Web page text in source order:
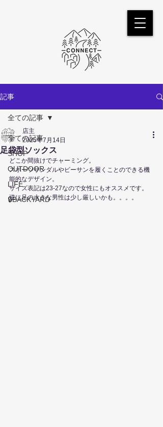
記事
全ての記事
SHOP
OUTDOOR
LIFE
🔒BACKYARD
全ての記事
足袋型ソックス
店主
2025年7月14日
どこか間抜けでチャーミング。
スポーツサンダルやビーサンを履くことのできる機
能的なデザイン。
サイズ表記は23-27なので女性にもオススメです。
逆に足の大きな男性は少し厳しいかも。。。。